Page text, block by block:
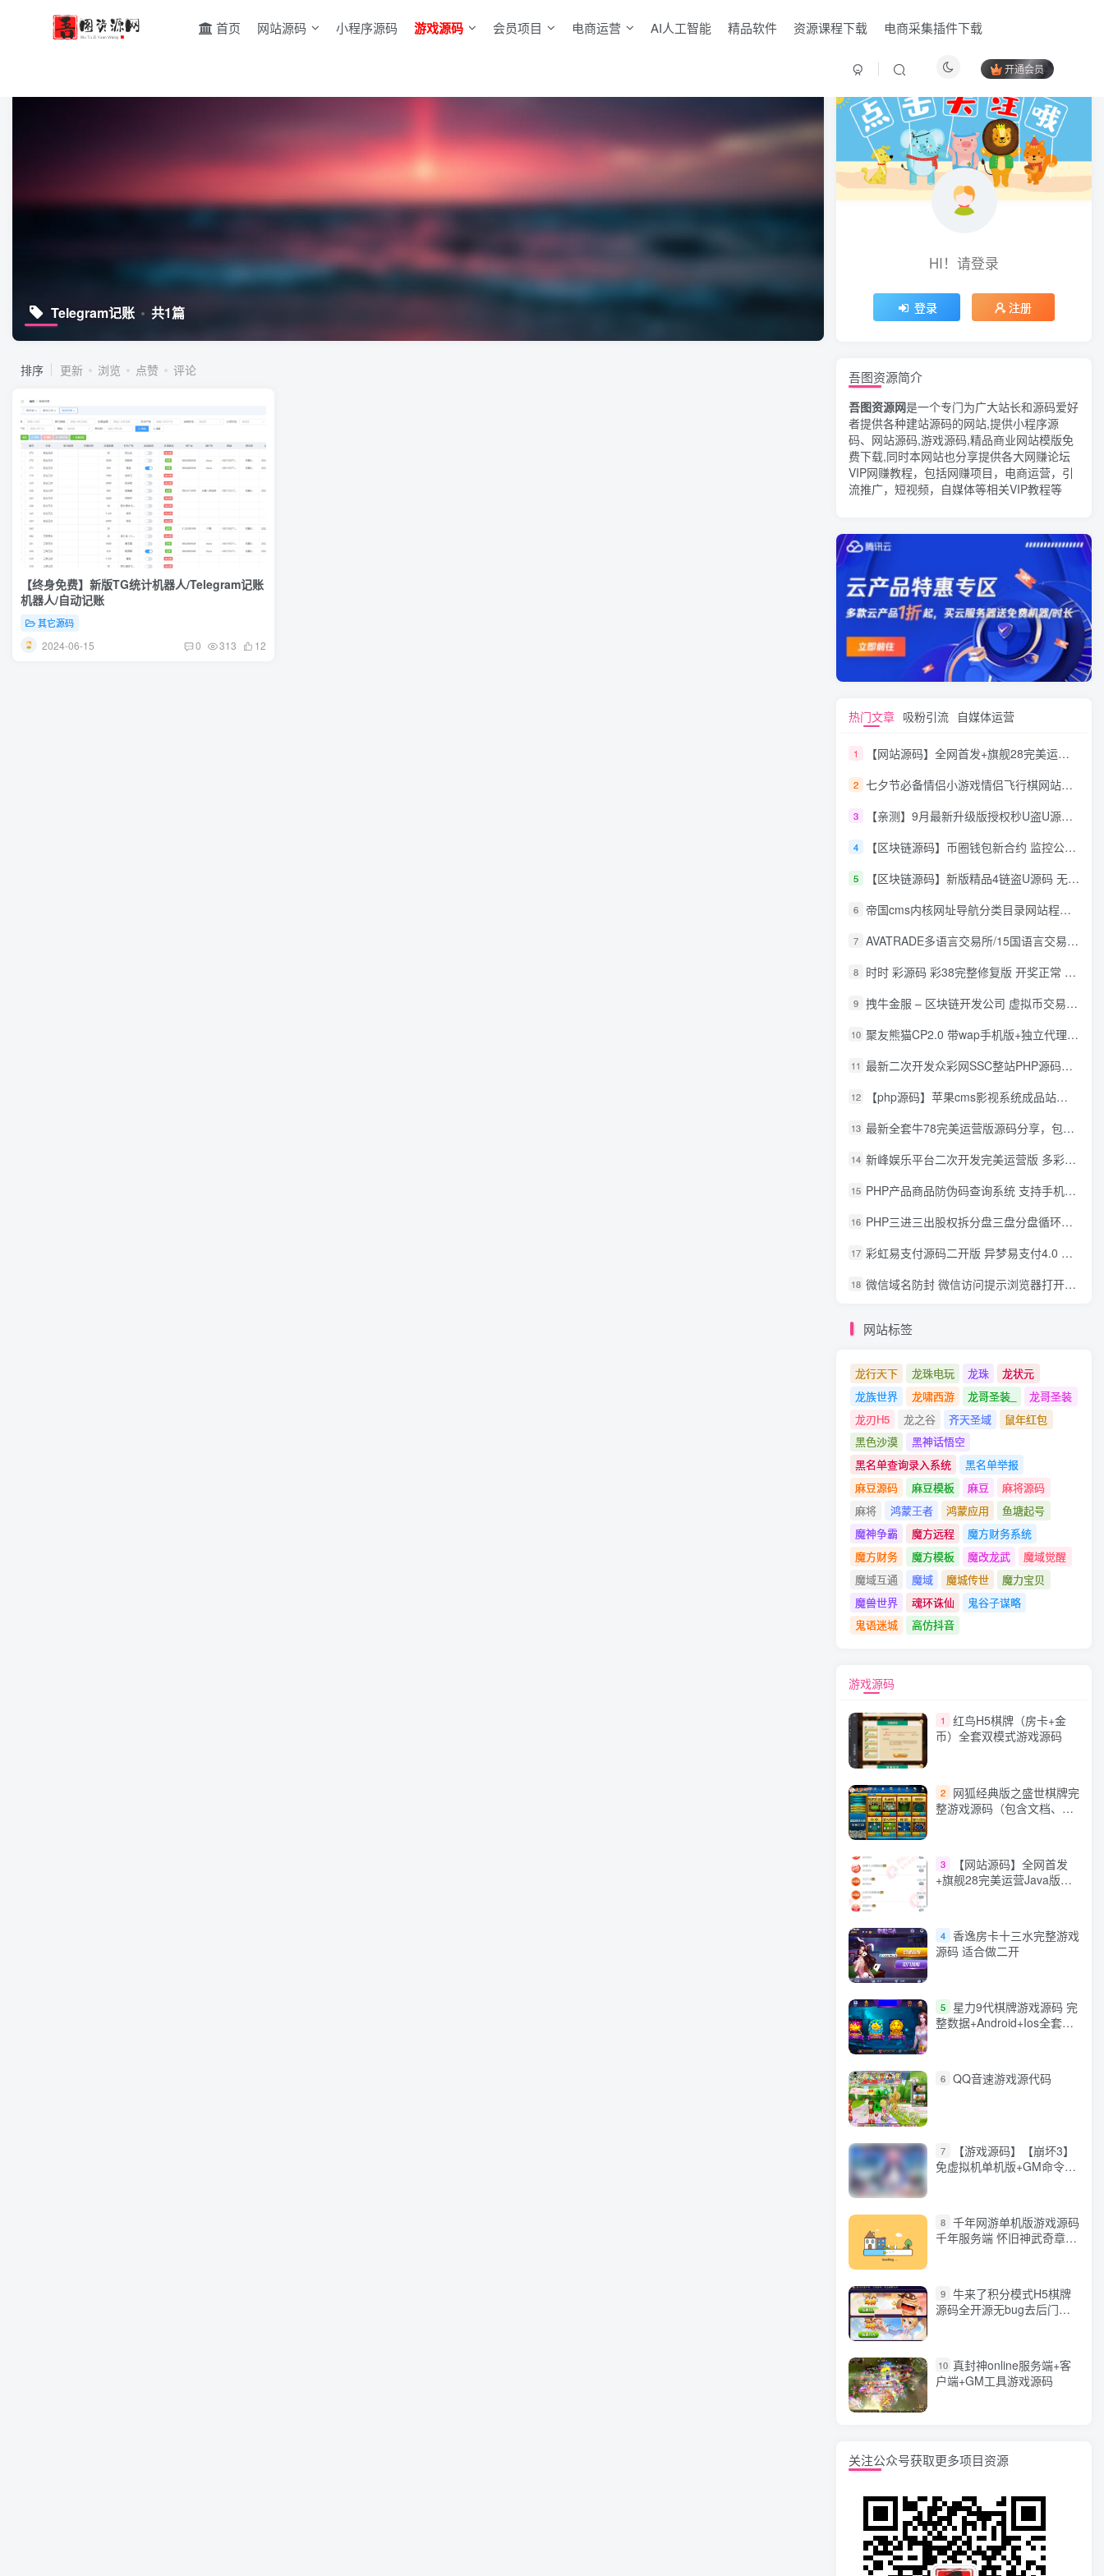
首页 网站源码 小程序源码 游戏源码 会员项目 电商运营 AI人工智能 精品软件 资源课程下载 电商采集插件下载
开通会员
Telegram记账 共1篇
排序 更新 浏览 点赞 评论
【终身免费】新版TG统计机器人/Telegram记账
机器人/自动记账
其它源码
2024-06-15 0 313 12
HI！请登录
登录 注册
HI！请登录
登录 注册
吾图资源简介
吾图资源网是一个专门为广大站长和源码爱好
者提供各种建站源码的网站,提供小程序源
码、网站源码,游戏源码,精品商业网站模版免
费下载,同时本网站也分享提供各大网赚论坛
VIP网赚教程，包括网赚项目，电商运营，引
流推广，短视频，自媒体等相关VIP教程等
热门文章 吸粉引流 自媒体运营
1 【网站源码】全网首发+旗舰28完美运营Java版高仿28圈+彩种丰富+机器人+眯牌
2 七夕节必备情侣小游戏情侣飞行棋网站源码
3 【亲测】9月最新升级版授权秒U盗U源码/四链盗U源码/自带提币接口
4 【区块链源码】币圈钱包新合约 监控公链转账地址 尾数模拟转账数据生成 0 U攻击带安装说明
5 【区块链源码】新版精品4链盗U源码 无限开代理模式 后台 代理数据可看 包含搭建教程
6 帝国cms内核网址导航分类目录网站程序源码
7 AVATRADE多语言交易所/15国语言交易所/合约交易/期权交易/币币交易/申购/矿机/风控/前端wap/pc纯源码/带搭建教程
8 时时 彩源码 彩38完整修复版 开奖正常 带手机wap
9 拽牛金服 – 区块链开发公司 虚拟币交易系统 虚拟币交易平台开发 虚拟币ico众
10 聚友熊猫CP2.0 带wap手机版+独立代理后台+整站打包全开源
11 最新二次开发众彩网SSC整站PHP源码+WAP手机版+KJ采集器+集成云端在线充值
12 【php源码】苹果cms影视系统成品站打包+电影先生6.1.1模板优化版+15W+数据
13 最新全套牛78完美运营版源码分享，包含了资源组件+脚本程序
14 新峰娱乐平台二次开发完美运营版 多彩种多玩法 代理分红+积分兑换
15 PHP产品商品防伪码查询系统 支持手机防假验证网站建设 防伪码自动生成 批量导入
16 PHP三进三出股权拆分盘三盘分盘循环拆分系统源码
17 彩虹易支付源码二开版 异梦易支付4.0 可对接官方/易支付/码支付 去除后门 美化用户中心
18 微信域名防封 微信访问提示浏览器打开 非微信访问直接打开预防域名被封域名被封包换服务
网站标签
龙行天下 龙珠电玩 龙珠
龙状元
龙族世界
龙啸西游 龙哥圣装_
龙哥圣装
龙刃H5
龙之谷 齐天圣域
鼠年红包
黑色沙漠
黑神话悟空
黑名单查询录入系统
黑名单举报
麻豆源码
麻豆模板 麻豆
麻将源码
麻将
鸿蒙王者 鸿蒙应用
鱼塘起号
魔神争霸
魔方远程
魔方财务系统
魔方财务
魔方模板 魔改龙武
魔域觉醒
魔域互通
魔域 魔城传世
魔力宝贝
魔兽世界
魂环诛仙
鬼谷子谋略
鬼语迷城
高仿抖音
游戏源码
1
红鸟H5棋牌（房卡+金
币）全套双模式游戏源码
2
网狐经典版之盛世棋牌完
整游戏源码（包含文档、架
3
【网站源码】全网首发
+旗舰28完美运营Java版高
4 香逸房卡十三水完整游戏
源码 适合做二开
5
星力9代棋牌游戏源码 完
整数据+Android+Ios全套
6 QQ音速游戏源代码
7
【游戏源码】【崩坏3】
免虚拟机单机版+GM命令
8 千年网游单机版游戏源码
千年服务端 怀旧神武奇章一
9 牛来了积分模式H5棋牌
源码全开源无bug去后门无
10 真封神online服务端+客
户端+GM工具游戏源码
关注公众号获取更多项目资源